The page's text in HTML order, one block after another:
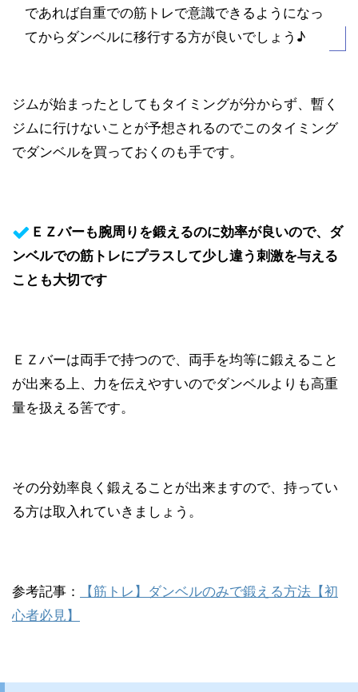
であれば自重での筋トレで意識できるようになっ
てからダンベルに移行する方が良いでしょう♪
ジムが始まったとしてもタイミングが分からず、暫く
ジムに行けないことが予想されるのでこのタイミング
でダンベルを買っておくのも手です。
ＥＺバーも腕周りを鍛えるのに効率が良いので、ダ
ンベルでの筋トレにプラスして少し違う刺激を与える
ことも大切です
ＥＺバーは両手で持つので、両手を均等に鍛えること
が出来る上、力を伝えやすいのでダンベルよりも高重
量を扱える筈です。
その分効率良く鍛えることが出来ますので、持ってい
る方は取入れていきましょう。
参考記事：
【筋トレ】ダンベルのみで鍛える方法【初
心者必見】